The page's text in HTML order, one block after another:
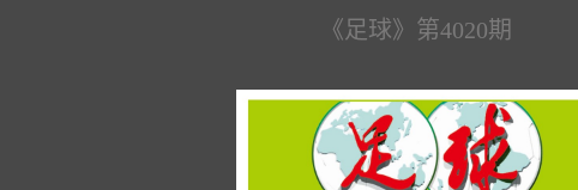
《足球》第4020期